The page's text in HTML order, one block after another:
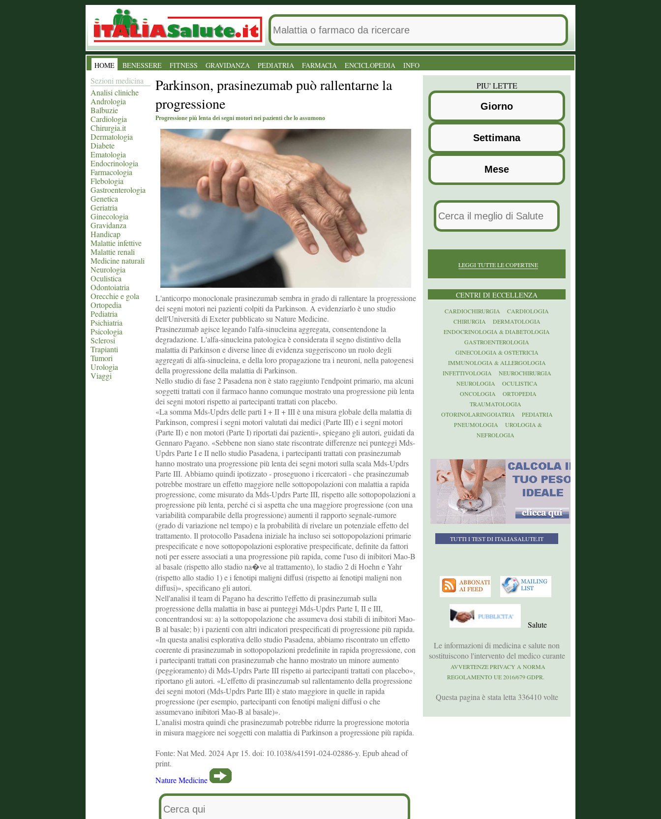
HOME BENESSERE FITNESS GRAVIDANZA PEDIATRIA FARMACIA ENCICLOPEDIA INFO
Sezioni medicina
Analisi cliniche
Andrologia
Balbuzie
Cardiologia
Chirurgia.it
Dermatologia
Diabete
Ematologia
Endocrinologia
Farmacologia
Flebologia
Gastroenterologia
Genetica
Geriatria
Ginecologia
Gravidanza
Handicap
Malattie infettive
Malattie renali
Medicine naturali
Neurologia
Oculistica
Odontoiatria
Orecchie e gola
Ortopedia
Pediatria
Psichiatria
Psicologia
Sclerosi
Trapianti
Tumori
Urologia
Viaggi
Parkinson, prasinezumab può rallentarne la
progressione
Progressione più lenta dei segni motori nei pazienti che lo assumono
L'anticorpo monoclonale prasinezumab sembra in grado di rallentare la progressione
dei segni motori nei pazienti colpiti da Parkinson. A evidenziarlo è uno studio
dell'Università di Exeter pubblicato su Nature Medicine.
Prasinezumab agisce legando l'alfa-sinucleina aggregata, consentendone la
degradazione. L'alfa-sinucleina patologica è considerata il segno distintivo della
malattia di Parkinson e diverse linee di evidenza suggeriscono un ruolo degli
aggregati di alfa-sinucleina, e della loro propagazione tra i neuroni, nella patogenesi
della progressione della malattia di Parkinson.
Nello studio di fase 2 Pasadena non è stato raggiunto l'endpoint primario, ma alcuni
soggetti trattati con il farmaco hanno comunque mostrato una progressione più lenta
dei segni motori rispetto ai partecipanti trattati con placebo.
«La somma Mds-Updrs delle parti I + II + III è una misura globale della malattia di
Parkinson, compresi i segni motori valutati dai medici (Parte III) e i segni motori
(Parte II) e non motori (Parte I) riportati dai pazienti», spiegano gli autori, guidati da
Gennaro Pagano. «Sebbene non siano state riscontrate differenze nei punteggi Mds-
Updrs Parte I e II nello studio Pasadena, i partecipanti trattati con prasinezumab
hanno mostrato una progressione più lenta dei segni motori sulla scala Mds-Updrs
Parte III. Abbiamo quindi ipotizzato - proseguono i ricercatori - che prasinezumab
potrebbe mostrare un effetto maggiore nelle sottopopolazioni con malattia a rapida
progressione, come misurato da Mds-Updrs Parte III, rispetto alle sottopopolazioni a
progressione più lenta, perché ci si aspetta che una maggiore progressione (con una
variabilità comparabile della progressione) aumenti il rapporto segnale-rumore
(grado di variazione nel tempo) e la probabilità di rivelare un potenziale effetto del
trattamento. Il protocollo Pasadena iniziale ha incluso sei sottopopolazioni primarie
prespecificate e nove sottopopolazioni esplorative prespecificate, definite da fattori
noti per essere associati a una progressione più rapida, come l'uso di inibitori Mao-B
al basale (rispetto allo stadio na�ve al trattamento), lo stadio 2 di Hoehn e Yahr
(rispetto allo stadio 1) e i fenotipi maligni diffusi (rispetto ai fenotipi maligni non
diffusi)», specificano gli autori.
Nell'analisi il team di Pagano ha descritto l'effetto di prasinezumab sulla
progressione della malattia in base ai punteggi Mds-Updrs Parte I, II e III,
concentrandosi su: a) la sottopopolazione che assumeva dosi stabili di inibitori Mao-
B al basale; b) i pazienti con altri indicatori prespecificati di progressione più rapida.
«In questa analisi esplorativa dello studio Pasadena, abbiamo riscontrato un effetto
coerente di prasinezumab in sottopopolazioni predefinite in rapida progressione, con
i partecipanti trattati con prasinezumab che hanno mostrato un minore aumento
(peggioramento) di Mds-Updrs Parte III rispetto ai partecipanti trattati con placebo»,
riportano gli autori. «L'effetto di prasinezumab sul rallentamento della progressione
dei segni motori (Mds-Updrs Parte III) è stato maggiore in quelle in rapida
progressione (per esempio, partecipanti con fenotipi maligni diffusi o che
assumevano inibitori Mao-B al basale)».
L'analisi mostra quindi che prasinezumab potrebbe ridurre la progressione motoria
in misura maggiore nei soggetti con malattia di Parkinson a progressione più rapida.
Fonte: Nat Med. 2024 Apr 15. doi: 10.1038/s41591-024-02886-y. Epub ahead of
print.
Nature Medicine
PIU' LETTE
LEGGI TUTTE LE COPERTINE
CENTRI DI ECCELLENZA
CARDIOCHIRURGIA
CARDIOLOGIA
CHIRURGIA
DERMATOLOGIA
ENDOCRINOLOGIA & DIABETOLOGIA
GASTROENTEROLOGIA
GINECOLOGIA & OSTETRICIA
IMMUNOLOGIA & ALLERGOLOGIA
INFETTIVOLOGIA
NEUROCHIRURGIA
NEUROLOGIA
OCULISTICA
ONCOLOGIA
ORTOPEDIA
TRAUMATOLOGIA
OTORINOLARINGOIATRIA
PEDIATRIA
PNEUMOLOGIA
UROLOGIA &
NEFROLOGIA
TUTTI I TEST DI ITALIASALUTE.IT
Salute
Le informazioni di medicina e salute non
sostituiscono l'intervento del medico curante
AVVERTENZE PRIVACY A NORMA
REGOLAMENTO UE 2016/679 GDPR.
Questa pagina è stata letta 336410 volte